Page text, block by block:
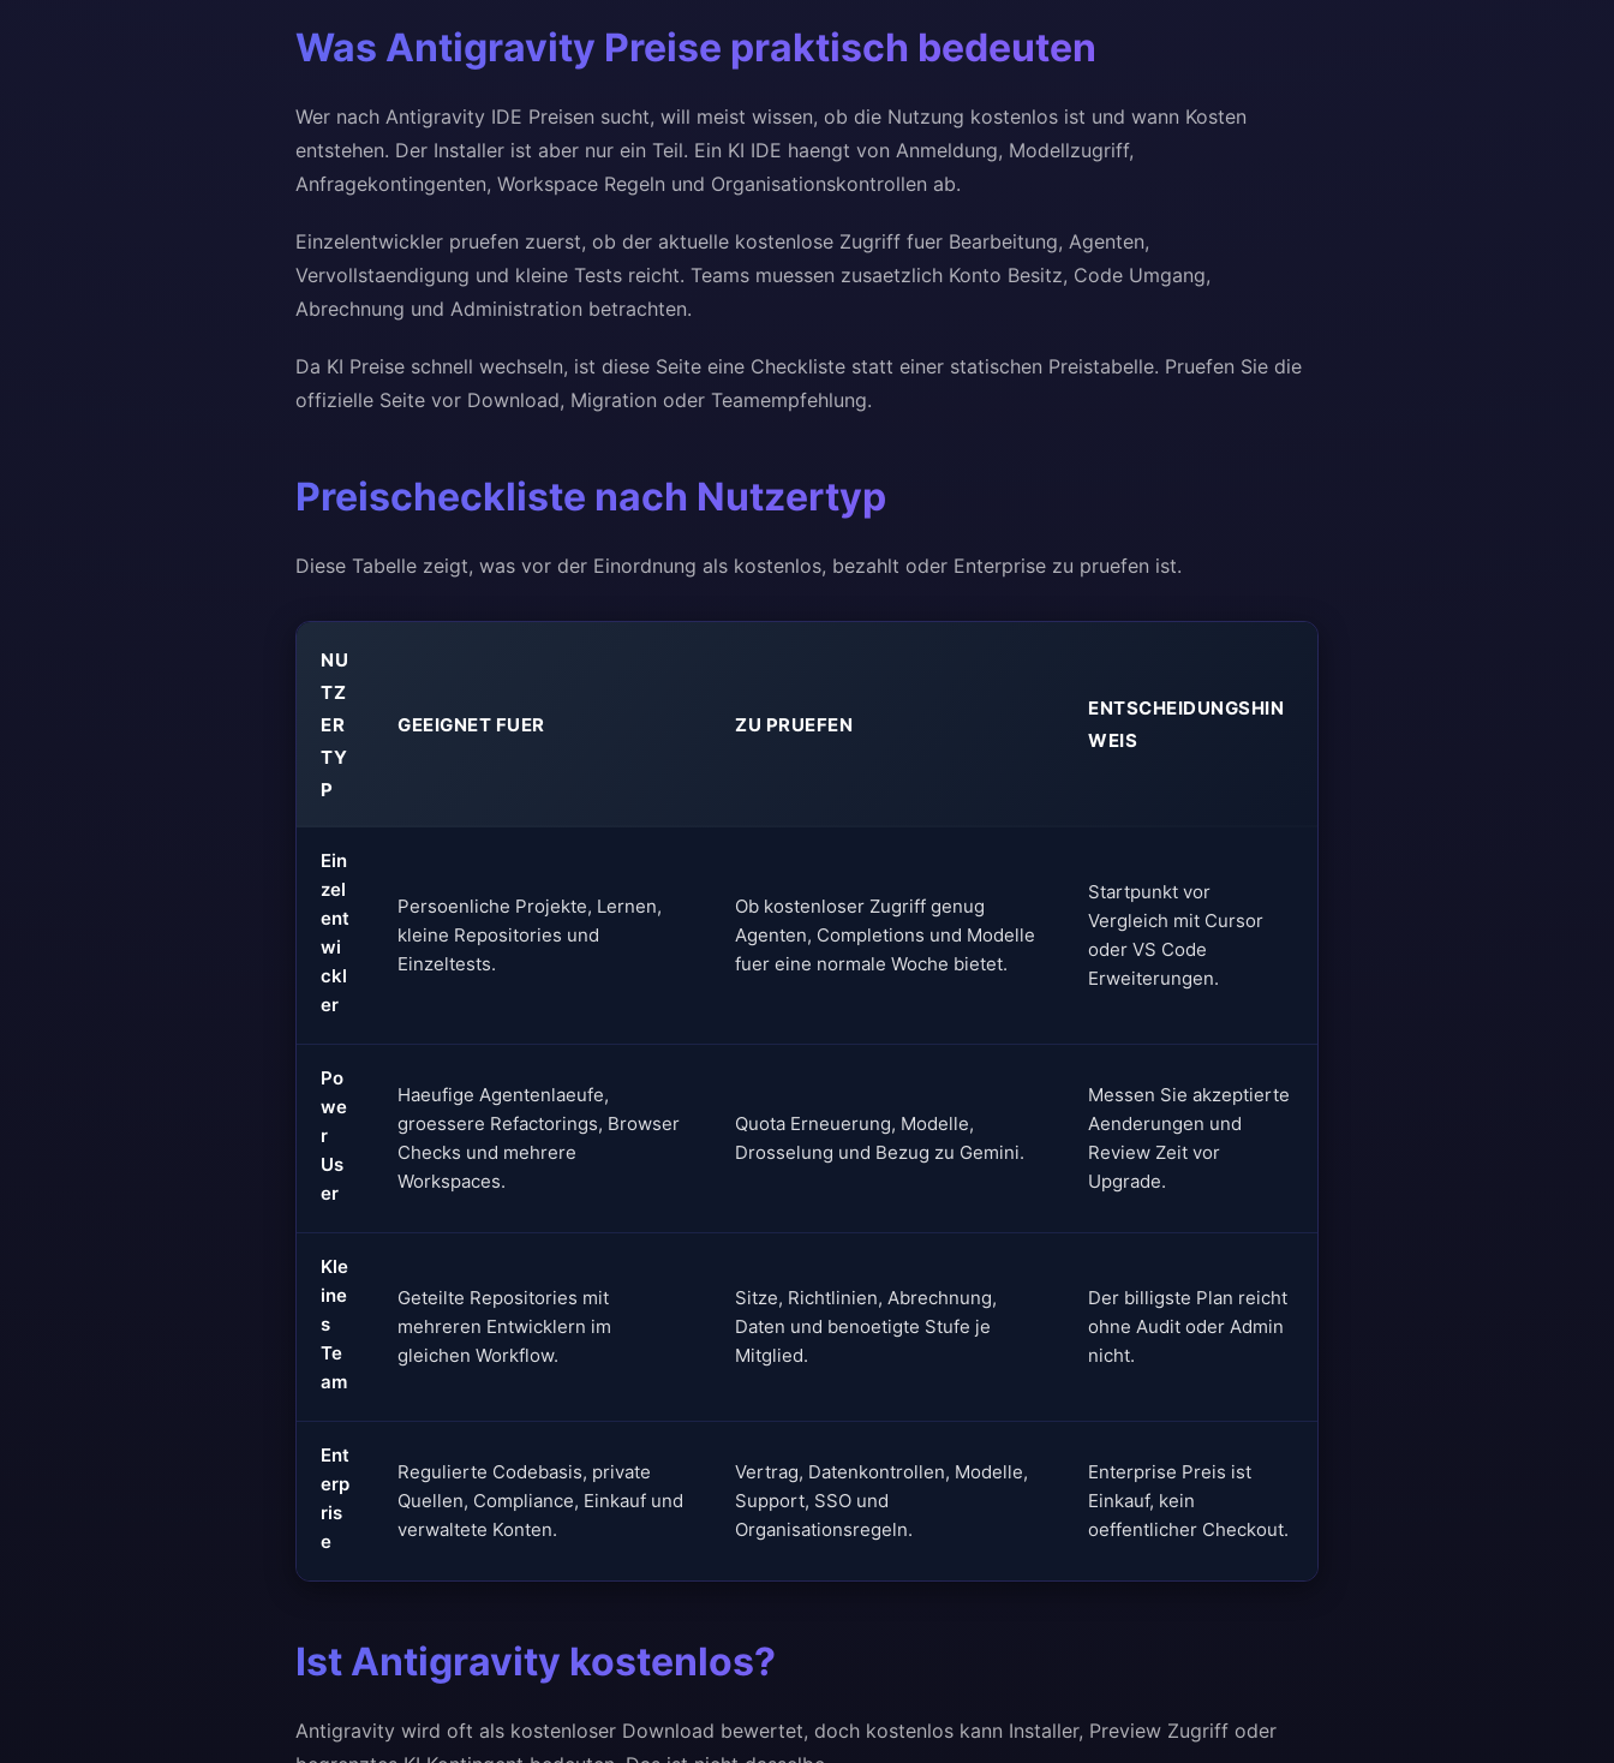
Was Antigravity Preise praktisch bedeuten
Wer nach Antigravity IDE Preisen sucht, will meist wissen, ob die Nutzung kostenlos ist und wann Kosten
entstehen. Der Installer ist aber nur ein Teil. Ein KI IDE haengt von Anmeldung, Modellzugriff,
Anfragekontingenten, Workspace Regeln und Organisationskontrollen ab.
Einzelentwickler pruefen zuerst, ob der aktuelle kostenlose Zugriff fuer Bearbeitung, Agenten,
Vervollstaendigung und kleine Tests reicht. Teams muessen zusaetzlich Konto Besitz, Code Umgang,
Abrechnung und Administration betrachten.
Da KI Preise schnell wechseln, ist diese Seite eine Checkliste statt einer statischen Preistabelle. Pruefen Sie die
offizielle Seite vor Download, Migration oder Teamempfehlung.
Preischeckliste nach Nutzertyp
Diese Tabelle zeigt, was vor der Einordnung als kostenlos, bezahlt oder Enterprise zu pruefen ist.
NU
TZ
ER
TY
P
GEEIGNET FUER ZU PRUEFEN
ENTSCHEIDUNGSHIN
WEIS
Ein
zel
ent
wi
ckl
er
Persoenliche Projekte, Lernen,
kleine Repositories und
Einzeltests.
Ob kostenloser Zugriff genug
Agenten, Completions und Modelle
fuer eine normale Woche bietet.
Startpunkt vor
Vergleich mit Cursor
oder VS Code
Erweiterungen.
Po
we
r
Us
er
Haeufige Agentenlaeufe,
groessere Refactorings, Browser
Checks und mehrere
Workspaces.
Quota Erneuerung, Modelle,
Drosselung und Bezug zu Gemini.
Messen Sie akzeptierte
Aenderungen und
Review Zeit vor
Upgrade.
Kle
ine
s
Te
am
Geteilte Repositories mit
mehreren Entwicklern im
gleichen Workflow.
Sitze, Richtlinien, Abrechnung,
Daten und benoetigte Stufe je
Mitglied.
Der billigste Plan reicht
ohne Audit oder Admin
nicht.
Ent
erp
ris
e
Regulierte Codebasis, private
Quellen, Compliance, Einkauf und
verwaltete Konten.
Vertrag, Datenkontrollen, Modelle,
Support, SSO und
Organisationsregeln.
Enterprise Preis ist
Einkauf, kein
oeffentlicher Checkout.
Ist Antigravity kostenlos?
Antigravity wird oft als kostenloser Download bewertet, doch kostenlos kann Installer, Preview Zugriff oder